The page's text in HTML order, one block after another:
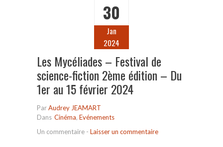
30
Jan
2024
Les Mycéliades – Festival de
science-fiction 2ème édition – Du
1er au 15 février 2024
ParAudrey JEAMART
Dans Cinéma, Evénements
Un commentaire - Laisser un commentaire